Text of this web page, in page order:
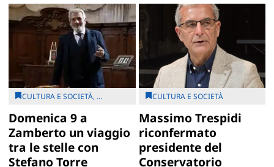
CULTURA E SOCIETÀ, ...
Domenica 9 a
Zamberto un viaggio
tra le stelle con
Stefano Torre
CULTURA E SOCIETÀ
Massimo Trespidi
riconfermato
presidente del
Conservatorio